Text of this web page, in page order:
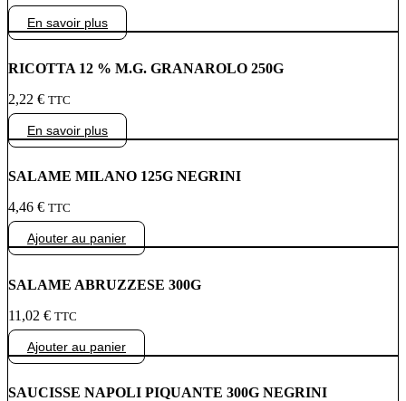
En savoir plus
RICOTTA 12 % M.G. GRANAROLO 250G
2,22 € TTC
En savoir plus
SALAME MILANO 125G NEGRINI
4,46 € TTC
Ajouter au panier
SALAME ABRUZZESE 300G
11,02 € TTC
Ajouter au panier
SAUCISSE NAPOLI PIQUANTE 300G NEGRINI